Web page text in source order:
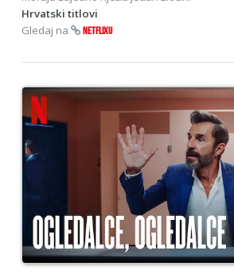
Hrvatski titlovi
Gledaj na
NETFLIXU